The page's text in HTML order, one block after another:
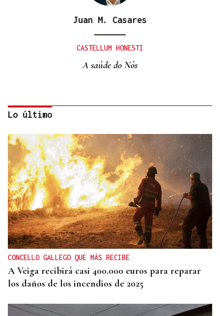
Juan M. Casares
CASTELLUM HONESTI
A saúde do Nós
Itxu Díaz
CRÓNICAS DE VERANO
El doble bikini como filosofía de vida
Lo último
CONCELLO GALLEGO QUE MÁS RECIBE
A Veiga recibirá casi 400.000 euros para reparar
los daños de los incendios de 2025